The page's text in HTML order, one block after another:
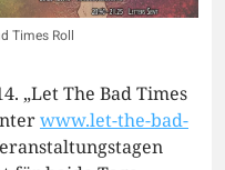
Times Roll
„Let The Bad Times
www.let-the-bad-